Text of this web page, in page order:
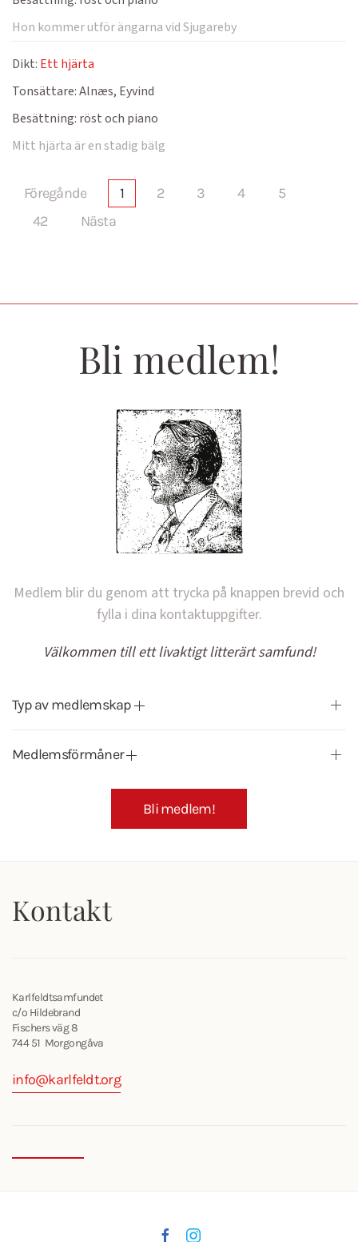
Hon kommer utför ängarna vid Sjugareby
Dikt: Ett hjärta
Tonsättare:Alnæs, Eyvind
Besättning: röst och piano
Mitt hjärta är en stadig bälg
Föregånde 1 2 3 4
5
42
Nästa
Bli medlem!
Medlem blir du genom att trycka på knappen brevid och
fylla i dina kontaktuppgifter.
Välkommen till ett livaktigt litterärt samfund!
Typ av medlemskap
Medlemsförmåner
Bli medlem!
Kontakt
Karlfeldtsamfundet
c/o Hildebrand
Fischers väg 8
744 51 Morgongåva
info@karlfeldt.org